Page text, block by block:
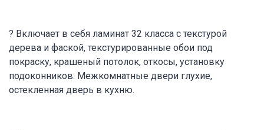
? Включает в себя ламинат 32 класса с текстурой
дерева и фаской, текстурированные обои под
покраску, крашеный потолок, откосы, установку
подоконников. Межкомнатные двери глухие,
остекленная дверь в кухню.